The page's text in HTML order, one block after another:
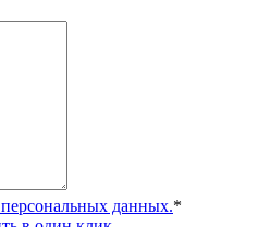
данных.*